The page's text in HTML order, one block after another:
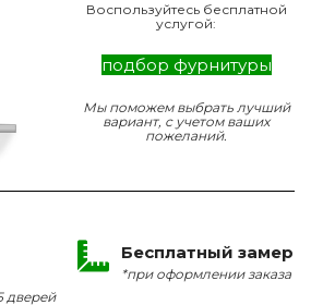
Воспользуйтесь бесплатной
услугой:
подбор фурнитуры
Мы поможем выбрать лучший
вариант, с учетом ваших
пожеланий.
дверей
Бесплатный замер
*при оформлении заказа